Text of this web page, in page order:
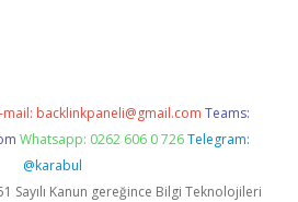
mail: backlinkpaneli@gmail.com Teams:
Whatsapp: 0262 606 0 726 Telegram:
@karabul
Sayılı Kanun gereğince Bilgi Teknolojileri